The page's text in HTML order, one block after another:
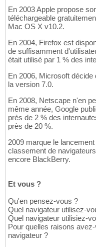
En 2003 Apple propose
téléchargeable
Mac OS X v10.2.
En 2004, Firefox est
de suffisamment
était utilisé par 1 % des
En 2006, Microsoft
la version 7.0.
En 2008, Netscape n'en
même année, Google
près de 2 % des
près de 20 %.
2009 marque le
classement de
encore BlackBerry.
Et vous ?
Qu'en pensez-vous ?
Quel navigateur utilisez-
Quel navigateur utilisiez-
Pour quelles raisons
navigateur ?